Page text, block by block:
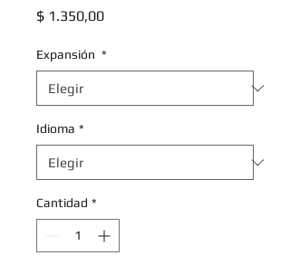
$ 1.350,00Precio
Expansión *
Idioma *
Cantidad *